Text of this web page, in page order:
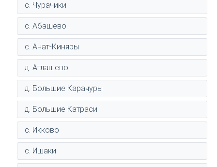
с. Чурачики
с. Абашево
с. Анат-Киняры
д. Атлашево
д. Большие Карачуры
д. Большие Катраси
с. Икково
с. Ишаки